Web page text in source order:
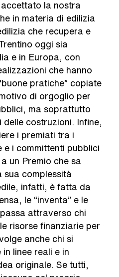
la nostra
in materia di edilizia
che recupera e
oggi sia
e in Europa, con
che hanno
pratiche” copiate
di orgoglio per
ma soprattutto
costruzioni. Infine,
i premiati tra i
e i committenti pubblici
un Premio che sa
sua complessità
infatti, è fatta da
le “inventa” e le
attraverso chi
risorse finanziarie per
anche chi si
linee reali e in
originale. Se tutti,